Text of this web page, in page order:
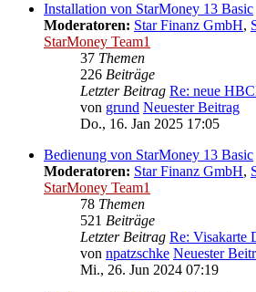
Installation von StarMoney 13 Basic
Moderatoren: Star Finanz GmbH,
StarMoney Team1
37 Themen
226 Beiträge
Letzter Beitrag Re: neue
von grund Neuester Beitrag
Do., 16. Jan 2025 17:05
Bedienung von StarMoney 13 Basic
Moderatoren: Star Finanz GmbH,
StarMoney Team1
78 Themen
521 Beiträge
Letzter Beitrag Re:
von npatzschke Neuester
Mi., 26. Jun 2024 07:19